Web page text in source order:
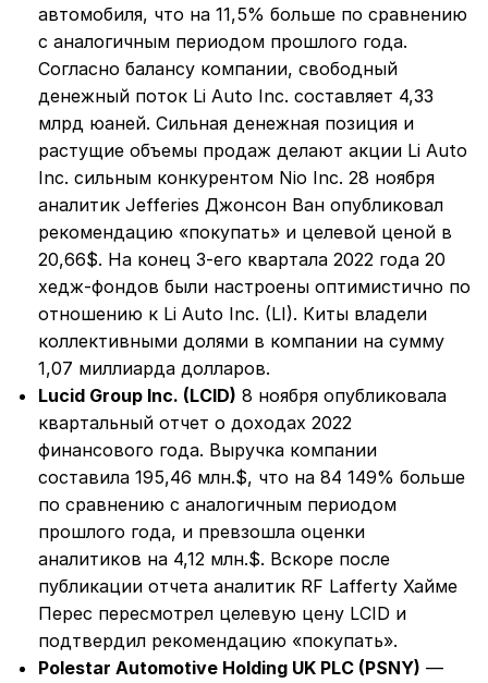
автомобиля, что на 11,5% больше по сравнению
с аналогичным периодом прошлого года.
Согласно балансу компании, свободный
денежный поток Li Auto Inc. составляет 4,33
млрд юаней. Сильная денежная позиция и
растущие объемы продаж делают акции Li Auto
Inc. сильным конкурентом Nio Inc. 28 ноября
аналитик Jefferies Джонсон Ван опубликовал
рекомендацию «покупать» и целевой ценой в
20,66$. На конец 3-его квартала 2022 года 20
хедж-фондов были настроены оптимистично по
отношению к Li Auto Inc. (LI). Киты владели
коллективными долями в компании на сумму
1,07 миллиарда долларов.
Lucid Group Inc. (LCID) 8 ноября опубликовала
квартальный отчет о доходах 2022
финансового года. Выручка компании
составила 195,46 млн.$, что на 84 149% больше
по сравнению с аналогичным периодом
прошлого года, и превзошла оценки
аналитиков на 4,12 млн.$. Вскоре после
публикации отчета аналитик RF Lafferty Хайме
Перес пересмотрел целевую цену LCID и
подтвердил рекомендацию «покупать».
Polestar Automotive Holding UK PLC (PSNY) —